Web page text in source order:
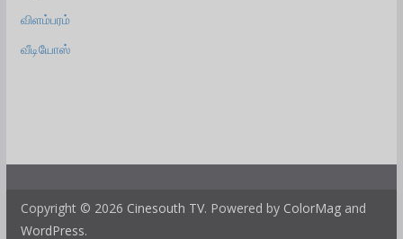
விளம்பரம்
வீடியோஸ்
Copyright © 2026 Cinesouth TV. Powered by ColorMagand
WordPress.